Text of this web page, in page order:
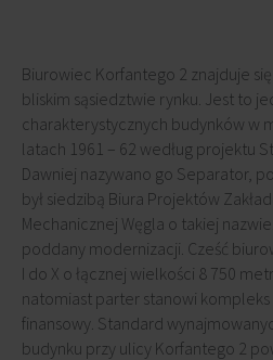
Biurowiec Korfantego 2 znajduje
bliskim sąsiedztwie rynku. Jest to
charakterystycznych budynków w
latach 1961 – 62 według projektu
Dawniej nazywano go Separator,
był siedzibą Biura Projektów
Mechanicznej Węgla o takiej
poddany modernizacji. Cześć
I do X o łącznej wielkości 8 750
natomiast parter stanowi
finansowy. Standard
budynku przy ulicy Korfantego 2